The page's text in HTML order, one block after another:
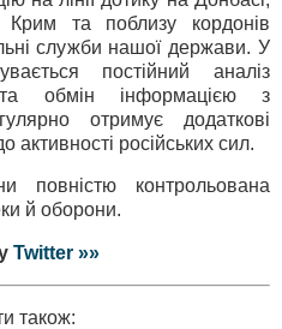
Крим та поблизу кордонів
служби нашої держави. У
постійний аналіз
та обмін інформацією з
отримує додаткові
активності російських сил.
повністю контрольована
й оборони.
Twitter »»
також: